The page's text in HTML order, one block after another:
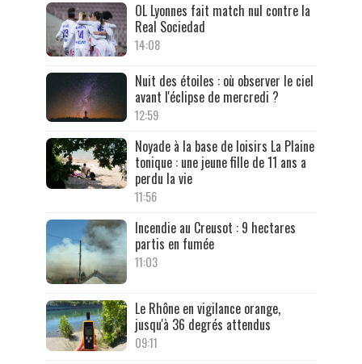
OL Lyonnes fait match nul contre la
Real Sociedad
14:08
Nuit des étoiles : où observer le ciel
avant l'éclipse de mercredi ?
12:59
Noyade à la base de loisirs La Plaine
tonique : une jeune fille de 11 ans a
perdu la vie
11:56
Incendie au Creusot : 9 hectares
partis en fumée
11:03
Le Rhône en vigilance orange,
jusqu'à 36 degrés attendus
09:11